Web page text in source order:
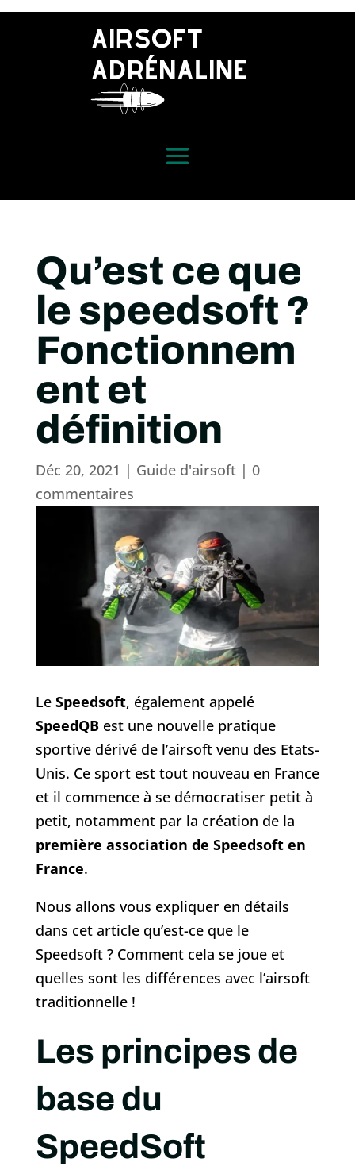
Qu’est ce que
le speedsoft ?
Fonctionnem
ent et
définition
Déc 20, 2021 | Guide d'airsoft| 0
commentaires
Le Speedsoft, également appelé
SpeedQBest une nouvelle pratique
sportive dérivé de l’airsoft venu des Etats-
Unis. Ce sport est tout nouveau en France
et il commence à se démocratiser petit à
petit, notamment par la création de la
première association de Speedsoft en
France.
Nous allons vous expliquer en détails
dans cet article qu’est-ce que le
Speedsoft ? Comment cela se joue et
quelles sont les différences avec l’airsoft
traditionnelle !
Les principes de
base du
SpeedSoft